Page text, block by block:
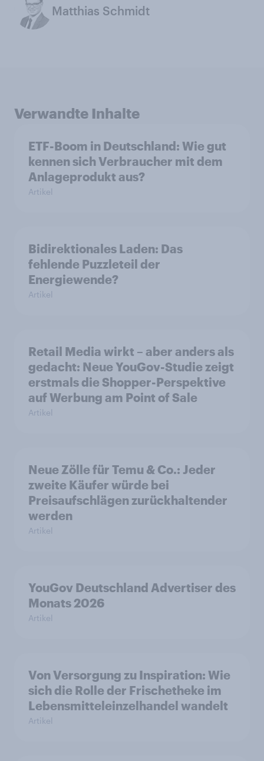
Matthias Schmidt
Verwandte Inhalte
ETF-Boom in Deutschland: Wie gut
kennen sich Verbraucher mit dem
Anlageprodukt aus?
Artikel
Bidirektionales Laden: Das
fehlende Puzzleteil der
Energiewende?
Artikel
Retail Media wirkt – aber anders als
gedacht: Neue YouGov-Studie zeigt
erstmals die Shopper-Perspektive
auf Werbung am Point of Sale
Artikel
Neue Zölle für Temu & Co.: Jeder
zweite Käufer würde bei
Preisaufschlägen zurückhaltender
werden
Artikel
YouGov Deutschland Advertiser des
Monats 2026
Artikel
Von Versorgung zu Inspiration: Wie
sich die Rolle der Frischetheke im
Lebensmitteleinzelhandel wandelt
Artikel